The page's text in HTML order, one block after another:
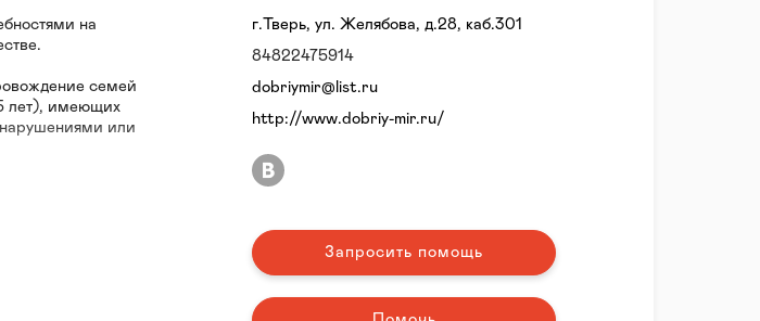
на
семей
лет), имеющих
нарушениями или
и трудовая;
г.Тверь, ул. Желябова, д.28, каб.301
84822475914
dobriymir@list.ru
http://www.dobriy-mir.ru/
Запросить помощь